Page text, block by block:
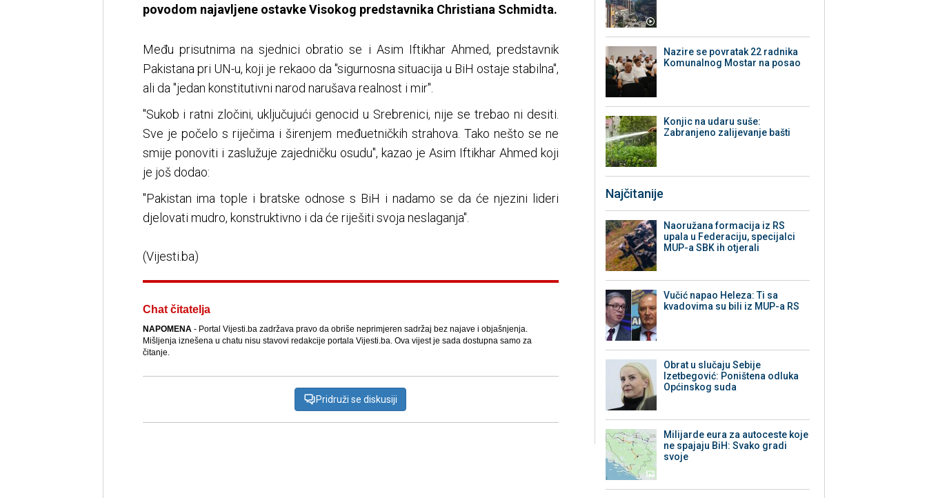
povodom najavljene ostavke Visokog predstavnika Christiana Schmidta.
Među prisutnima na sjednici obratio se i Asim Iftikhar Ahmed, predstavnik
Pakistana pri UN-u, koji je rekaoo da "sigurnosna situacija u BiH ostaje stabilna",
ali da "jedan konstitutivni narod narušava realnost i mir".
"Sukob i ratni zločini, uključujući genocid u Srebrenici, nije se trebao ni desiti.
Sve je počelo s riječima i širenjem međuetničkih strahova. Tako nešto se ne
smije ponoviti i zaslužuje zajedničku osudu", kazao je Asim Iftikhar Ahmed koji
je još dodao:
"Pakistan ima tople i bratske odnose s BiH i nadamo se da će njezini lideri
djelovati mudro, konstruktivno i da će riješiti svoja neslaganja".
(Vijesti.ba)
Chat čitatelja
NAPOMENA- Portal Vijesti.ba zadržava pravo da obriše neprimjeren sadržaj bez najave i objašnjenja.
Mišljenja iznešena u chatu nisu stavovi redakcije portala Vijesti.ba. Ova vijest je sada dostupna samo za
čitanje.
Pridruži se diskusiji
Nazire se povratak 22 radnika
Komunalnog Mostar na posao
Konjic na udaru suše:
Zabranjeno zalijevanje bašti
Najčitanije
Naoružana formacija iz RS
upala u Federaciju, specijalci
MUP-a SBK ih otjerali
Vučić napao Heleza: Ti sa
kvadovima su bili iz MUP-a RS
Obrat u slučaju Sebije
Izetbegović: Poništena odluka
Općinskog suda
Milijarde eura za autoceste koje
ne spajaju BiH: Svako gradi
svoje